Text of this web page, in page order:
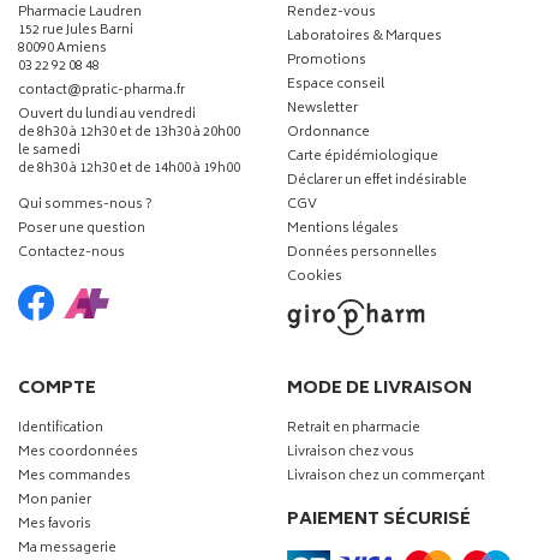
Pharmacie Laudren
152 rue Jules Barni
80090 Amiens
03 22 92 08 48
contact-
@-
pratic-pharma.fr
Ouvert du lundi au vendredi
de 8h30 à 12h30 et de 13h30 à 20h00
le samedi
de 8h30 à 12h30 et de 14h00 à 19h00
Qui sommes-nous ?
Poser une question
Contactez-nous
Rendez-vous
Laboratoires & Marques
Promotions
Espace conseil
Newsletter
Ordonnance
Carte épidémiologique
Déclarer un effet indésirable
CGV
Mentions légales
Données personnelles
Cookies
COMPTE
Identification
Mes coordonnées
Mes commandes
Mon panier
Mes favoris
Ma messagerie
MODE DE LIVRAISON
Retrait en pharmacie
Livraison chez vous
Livraison chez un commerçant
PAIEMENT SÉCURISÉ